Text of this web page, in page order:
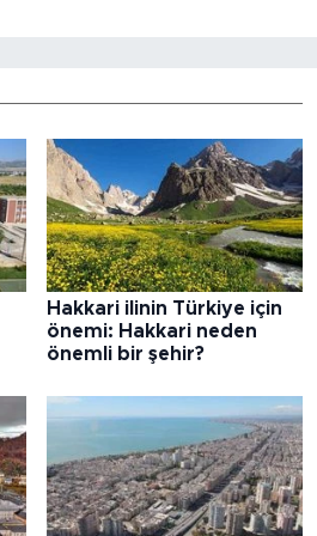
Hakkari ilinin Türkiye için
önemi: Hakkari neden
önemli bir şehir?